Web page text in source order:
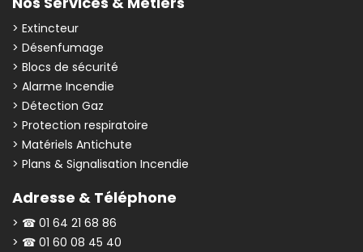
> Extincteur
> Désenfumage
> Blocs de sécurité
> Alarme Incendie
> Détection Gaz
> Protection respiratoire
> Matériels Antichute
> Plans & Signalisation Incendie
Adresse & Téléphone
> ☎ 01 64 21 68 86
> ☎ 01 60 08 45 40